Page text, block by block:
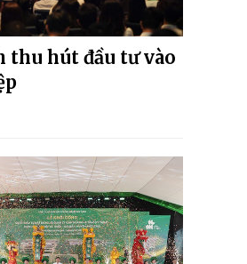
thu hút đầu tư vào